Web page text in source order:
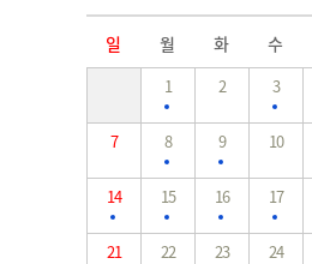
일 월 화 수
1 2 3
7 8 9 10
14 15 16 17
21 22 23 24